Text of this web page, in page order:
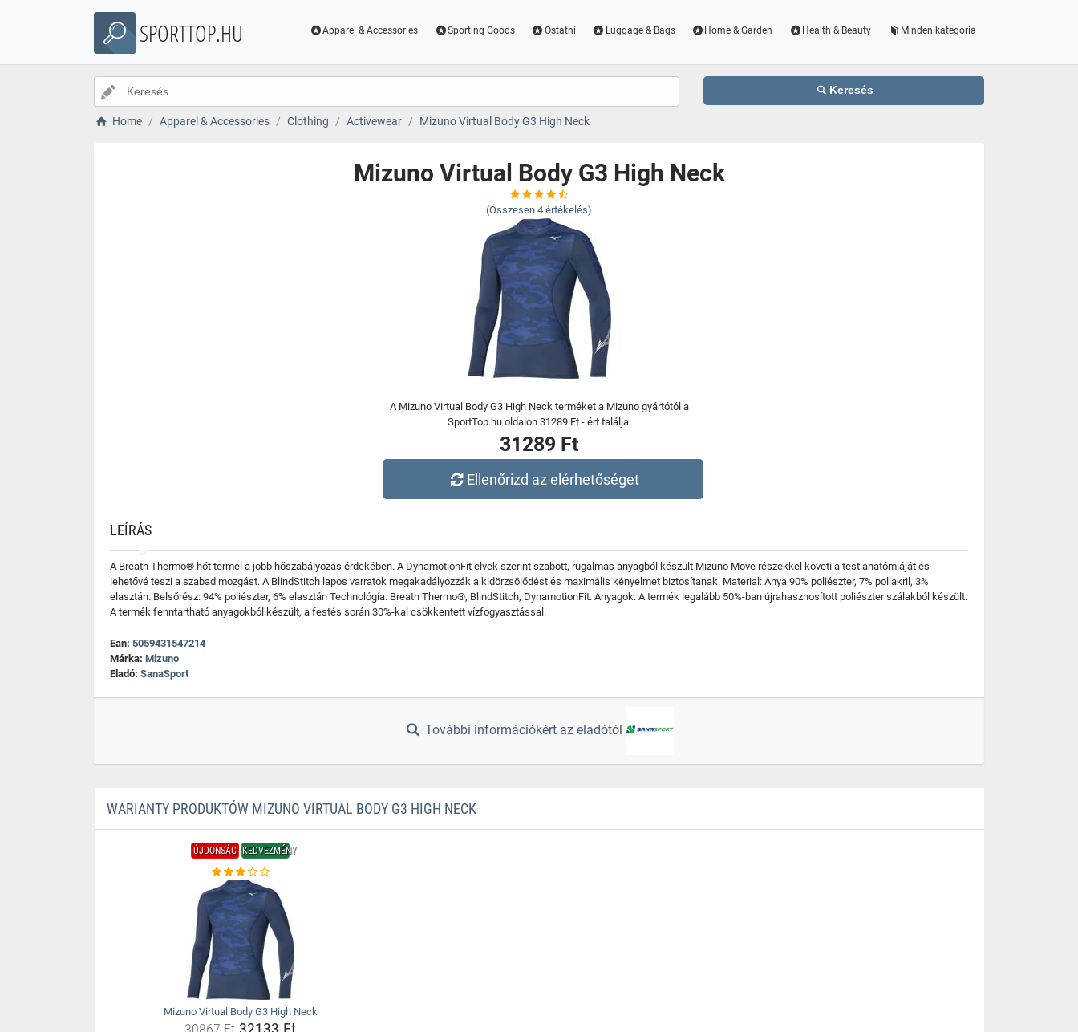
SPORTTOP.HU Apparel & Accessories Sporting Goods Ostatní Luggage & Bags Home & Garden Health & Beauty Minden kategória
Keresés
Home Apparel & Accessories Clothing Activewear Mizuno Virtual Body G3 High Neck
Mizuno Virtual Body G3 High Neck
(Összesen 4 értékelés)
A Mizuno Virtual Body G3 High Neck terméket a Mizuno gyártótól a
SportTop.hu oldalon 31289 Ft - ért találja.
31289 Ft
Ellenőrizd az elérhetőséget
LEÍRÁS
A Breath Thermo® hőt termel a jobb hőszabályozás érdekében. A DynamotionFit elvek szerint szabott, rugalmas anyagból készült Mizuno Move részekkel követi a test anatómiáját és
lehetővé teszi a szabad mozgást. A BlindStitch lapos varratok megakadályozzák a kidörzsölődést és maximális kényelmet biztosítanak. Material: Anya 90% poliészter, 7% poliakril, 3%
elasztán. Belsőrész: 94% poliészter, 6% elasztán Technológia: Breath Thermo®, BlindStitch, DynamotionFit. Anyagok: A termék legalább 50%-ban újrahasznosított poliészter szálakból készült.
A termék fenntartható anyagokból készült, a festés során 30%-kal csökkentett vízfogyasztással.
Ean: 5059431547214
Márka: Mizuno
Eladó: SanaSport
További információkért az eladótól
WARIANTY PRODUKTÓW MIZUNO VIRTUAL BODY G3 HIGH NECK
ÚJDONSÁG KEDVEZMÉNY
Mizuno Virtual Body G3 High Neck